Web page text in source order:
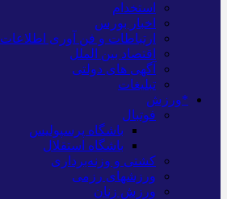
استخدام
اخبار بورس
ارتباطات و فن آوری اطلاعات
اقتصاد بین الملل
آگهی های دولتی
تبلیغات
*ورزش
فوتبال
باشگاه پرسپولیس
باشگاه استقلال
کشتی و وزنه‌برداری
ورزشهای رزمی
ورزش زنان